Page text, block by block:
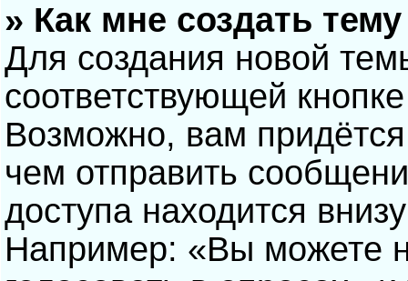
» Как мне создать
Для создания новой
соответствующей
Возможно, вам
чем отправить
доступа находится
Например: «Вы можете